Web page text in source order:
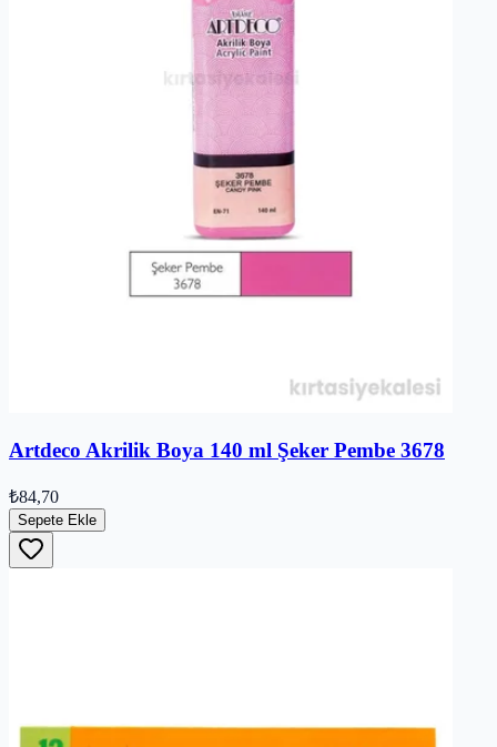
Artdeco Akrilik Boya 140 ml Şeker Pembe 3678
₺84,70
Sepete Ekle